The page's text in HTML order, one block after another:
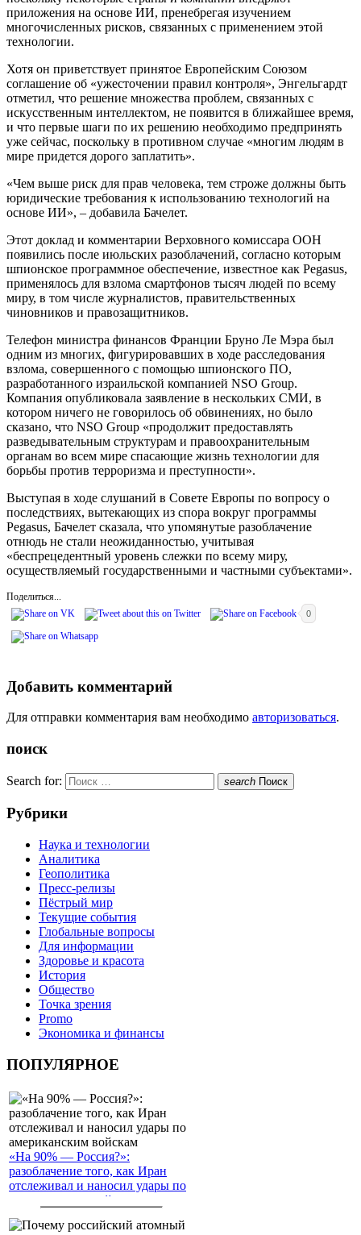
приложения на основе ИИ, пренебрегая изучением
многочисленных рисков, связанных с применением этой
технологии.
Хотя он приветствует принятое Европейским Союзом
соглашение об «ужесточении правил контроля», Энгельгардт
отметил, что решение множества проблем, связанных с
искусственным интеллектом, не появится в ближайшее время,
и что первые шаги по их решению необходимо предпринять
уже сейчас, поскольку в противном случае «многим людям в
мире придется дорого заплатить».
«Чем выше риск для прав человека, тем строже должны быть
юридические требования к использованию технологий на
основе ИИ», – добавила Бачелет.
Этот доклад и комментарии Верховного комиссара ООН
появились после июльских разоблачений, согласно которым
шпионское программное обеспечение, известное как Pegasus,
применялось для взлома смартфонов тысяч людей по всему
миру, в том числе журналистов, правительственных
чиновников и правозащитников.
Телефон министра финансов Франции Бруно Ле Мэра был
одним из многих, фигурировавших в ходе расследования
взлома, совершенного с помощью шпионского ПО,
разработанного израильской компанией NSO Group.
Компания опубликовала заявление в нескольких СМИ, в
котором ничего не говорилось об обвинениях, но было
сказано, что NSO Group «продолжит предоставлять
разведывательным структурам и правоохранительным
органам во всем мире спасающие жизнь технологии для
борьбы против терроризма и преступности».
Выступая в ходе слушаний в Совете Европы по вопросу о
последствиях, вытекающих из спора вокруг программы
Pegasus, Бачелет сказала, что упомянутые разоблачение
отнюдь не стали неожиданностью, учитывая
«беспрецедентный уровень слежки по всему миру,
осуществляемый государственными и частными субъектами».
Поделиться...
0
Добавить комментарий
Для отправки комментария вам необходимо авторизоваться.
поиск
Search for: search Поиск
Рубрики
Наука и технологии
Аналитика
Геополитика
Пресс-релизы
Пёстрый мир
Текущие события
Глобальные вопросы
Для информации
Здоровье и красота
История
Общество
Точка зрения
Promo
Экономика и финансы
ПОПУЛЯРНОЕ
«На 90% — Россия?»:
разоблачение того, как Иран
отслеживал и наносил удары по
американским войскам